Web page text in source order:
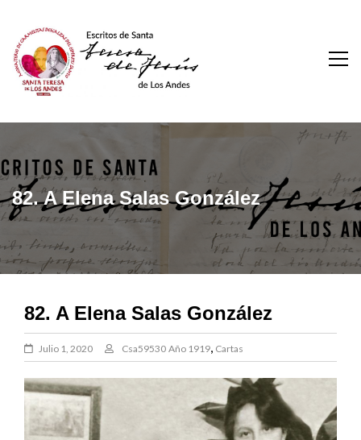
content
82. A Elena Salas González
82. A Elena Salas González
Julio 1, 2020 Csa59530 Año 1919, Cartas